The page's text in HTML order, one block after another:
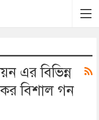
এর বিভিন্ন
বিশাল গন